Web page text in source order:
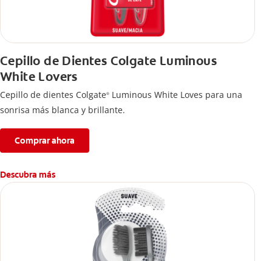
Cepillo de Dientes Colgate Luminous
White Lovers
Cepillo de dientes Colgate® Luminous White Loves para una
sonrisa más blanca y brillante.
Comprar ahora
Descubra más